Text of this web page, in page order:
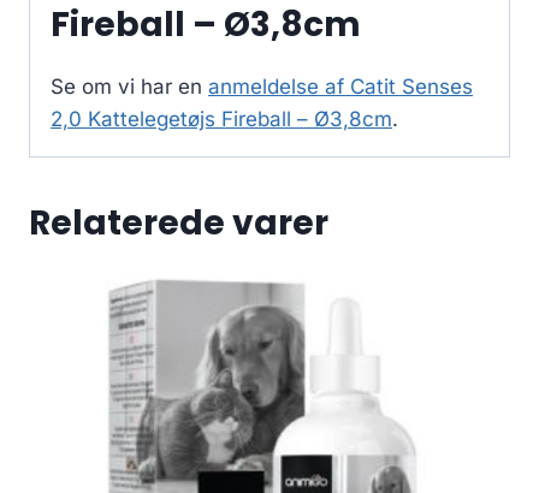
Fireball – Ø3,8cm
Se om vi har en anmeldelse af Catit Senses
2,0 Kattelegetøjs Fireball – Ø3,8cm.
Relaterede varer